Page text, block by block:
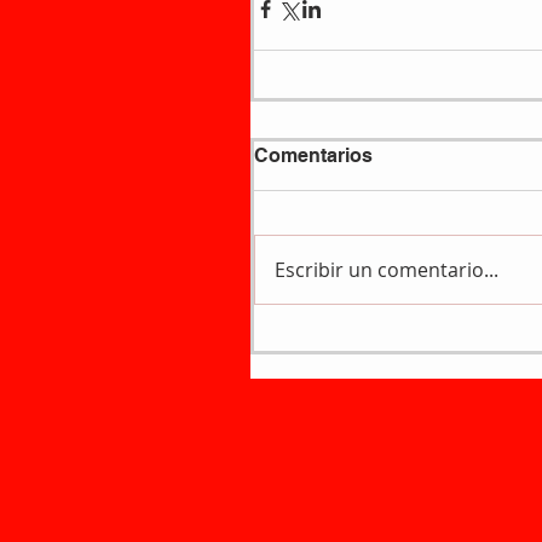
Comentarios
Escribir un comentario...